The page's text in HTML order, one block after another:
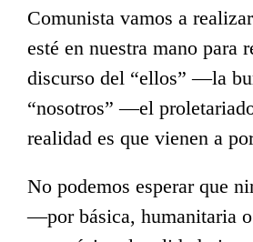
Comunista vamos a
esté en nuestra mano para
discurso del “ellos” —la
“nosotros” —el
realidad es que vienen a
No podemos esperar que
—por básica, humanitaria o